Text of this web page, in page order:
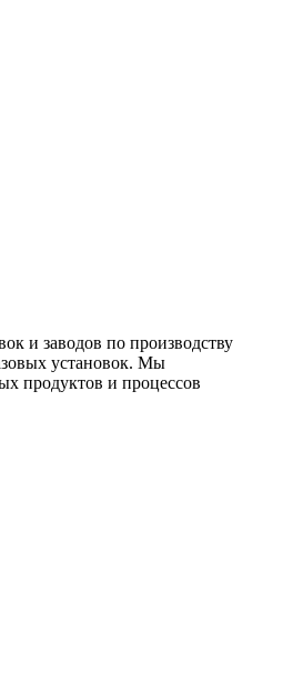
и заводов по производству
установок. Мы
продуктов и процессов